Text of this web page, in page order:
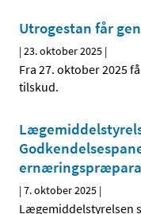
Utrogestan får
|23. oktober 2025 |
Fra 27. oktober 2025
tilskud.
|7. oktober 2025 |
Lægemiddelstyrelsen